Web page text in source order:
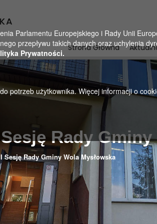
Parlamentu Europejskiego i Rady Unii
przepływu takich danych oraz uchylenia
Prywatności.
potrzeb użytkownika. Więcej informacji o
Strona Główna
Rady Gminy
Sesję Rady Gminy Wola Mysłowska